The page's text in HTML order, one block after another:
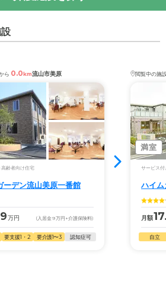
ら 0.0km流山市美原
齢者向け住宅
ーデン流山美原一番館
万円 (入居金9万円 +介護保険料)
要支援1・2 要介護1〜3 認知症可
閲覧中の施
満室
サービス付
ハイ
月額
自立